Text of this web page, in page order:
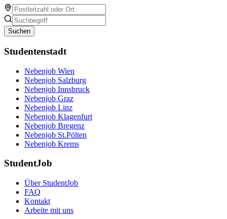
Suchen
Studentenstadt
Nebenjob Wien
Nebenjob Salzburg
Nebenjob Innsbruck
Nebenjob Graz
Nebenjob Linz
Nebenjob Klagenfurt
Nebenjob Bregenz
Nebenjob St.Pölten
Nebenjob Krems
StudentJob
Über StudentJob
FAQ
Kontakt
Arbeite mit uns